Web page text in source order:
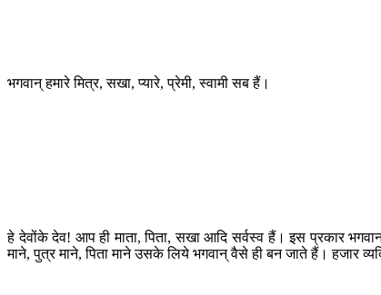
भगवान् हमारे मित्र, सखा, प्यारे, प्रेमी, स्वामी सब हैं।
हे देवोंके देव! आप ही माता, पिता, सखा आदि सर्वस्व हैं। इस प्रकार
माने, पुत्र माने, पिता माने उसके लिये भगवान् वैसे ही बन जाते हैं। हजार